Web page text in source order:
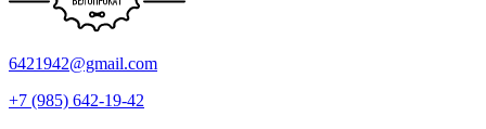
6421942@gmail.com
+7 (985) 642-19-42